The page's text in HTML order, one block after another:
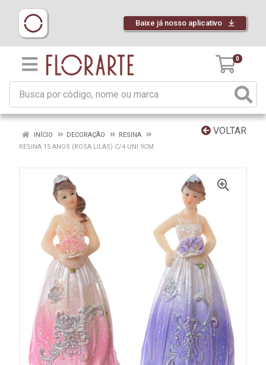
Baixe já nosso aplicativo
0
VOLTAR
INÍCIO DECORAÇÃO
RESINA
RESINA 15 ANOS (ROSA LILAS) C/4 UNI 9CM